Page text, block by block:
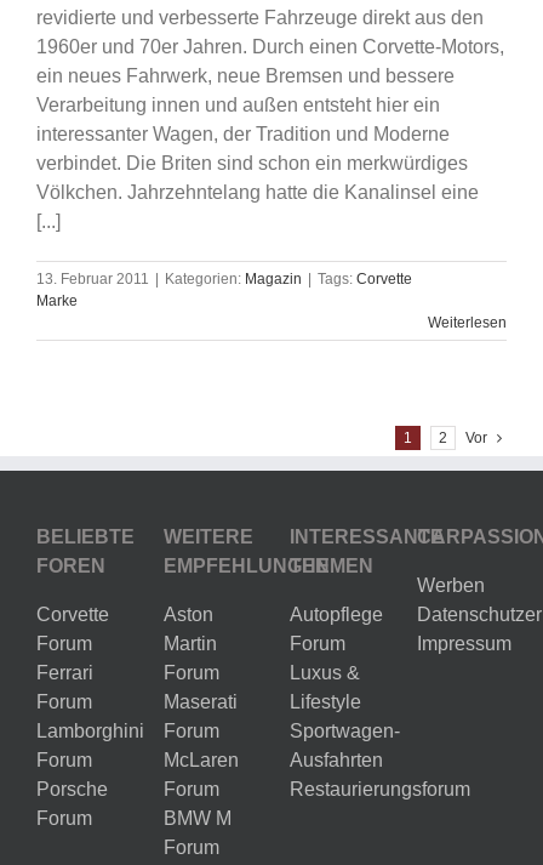
revidierte und verbesserte Fahrzeuge direkt aus den
1960er und 70er Jahren. Durch einen Corvette-Motors,
ein neues Fahrwerk, neue Bremsen und bessere
Verarbeitung innen und außen entsteht hier ein
interessanter Wagen, der Tradition und Moderne
verbindet. Die Briten sind schon ein merkwürdiges
Völkchen. Jahrzehntelang hatte die Kanalinsel eine
[...]
13. Februar 2011 | Kategorien: Magazin | Tags: Corvette
Marke
Weiterlesen
1 2 Vor
BELIEBTE
FOREN
Corvette
Forum
Ferrari
Forum
Lamborghini
Forum
Porsche
Forum
WEITERE
EMPFEHLUNGEN
Aston
Martin
Forum
Maserati
Forum
McLaren
Forum
BMW M
Forum
INTERESSANTE
THEMEN
Autopflege
Forum
Luxus &
Lifestyle
Sportwagen-
Ausfahrten
Restaurierungsforum
Werben
Impressum